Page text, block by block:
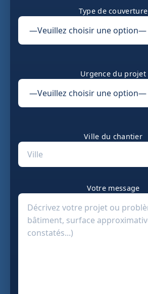
Type de couverture
Urgence du projet
Ville du chantier
Votre message